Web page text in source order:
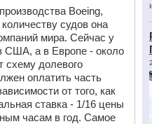
Boeing,
судов она
мира. Сейчас у
США, а в Европе - около
схему долевого
оплатить часть
от того, как
ставка - 1/16 цены
часам в год. Самое